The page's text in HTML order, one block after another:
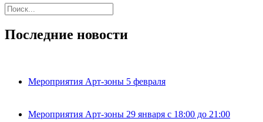
Последние новости
Мероприятия Арт-зоны 5 февраля
Мероприятия Арт-зоны 29 января с 18:00 до 21:00